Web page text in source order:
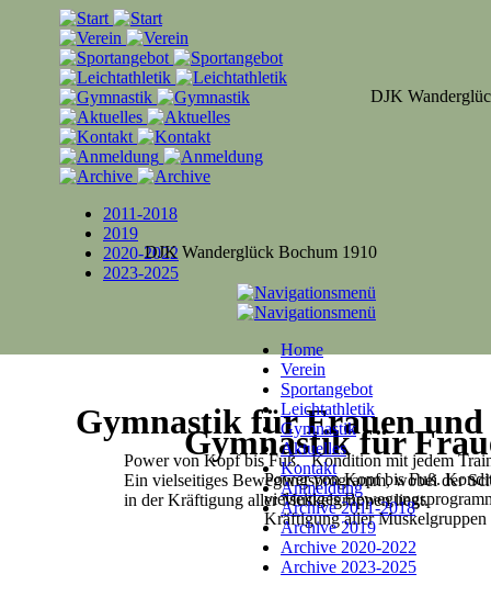
Gymnastik für
Power von Kopf bis Fuß.
vielseitiges
Kräftigung aller Muskelgruppen
DJK
2011-2018
2019
2020-2022
2023-2025
Gymnastik für Frauen
Power von Kopf bis Fuß. Kondition mit jedem
Ein vielseitiges Bewegungsprogramm, wobei der
in der Kräftigung aller Muskelgruppen liegt.
DJK Wanderglück Bochum 1910
Home
Verein
Sportangebot
Leichtathletik
Gymnastik
Aktuelles
Kontakt
Anmeldung
Archive 2011-2018
Archive 2019
Archive 2020-2022
Archive 2023-2025